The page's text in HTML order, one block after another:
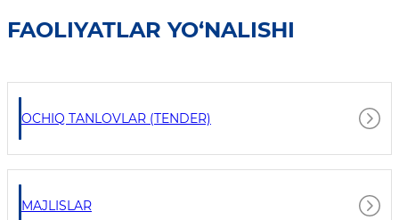
FAOLIYATLAR YO‘NALISHI
OCHIQ TANLOVLAR (TENDER)
MAJLISLAR